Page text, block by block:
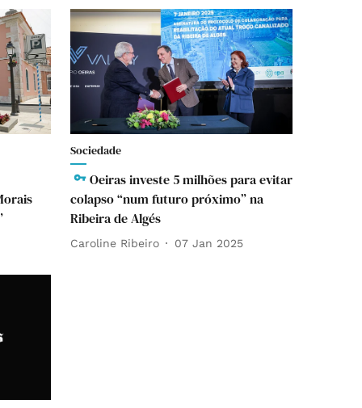
Sociedade
Oeiras investe 5 milhões para evitar
colapso “num futuro próximo” na
Ribeira de Algés
Caroline Ribeiro 07 Jan 2025